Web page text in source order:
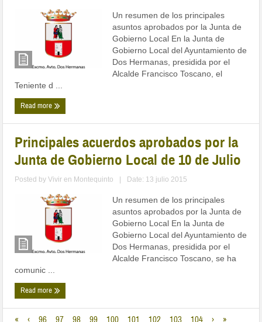
Un resumen de los principales
asuntos aprobados por la Junta de
Gobierno Local En la Junta de
Gobierno Local del Ayuntamiento de
Dos Hermanas, presidida por el
Alcalde Francisco Toscano, el
Teniente d ...
Read more
Principales acuerdos aprobados por la
Junta de Gobierno Local de 10 de Julio
Posted byVivir en Montequinto Date: 13 julio 2015
Un resumen de los principales
asuntos aprobados por la Junta de
Gobierno Local En la Junta de
Gobierno Local del Ayuntamiento de
Dos Hermanas, presidida por el
Alcalde Francisco Toscano, se ha
comunic ...
Read more